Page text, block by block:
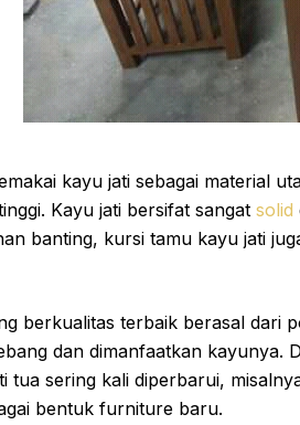
kayu jati sebagai material
Kayu jati bersifat sangat solid
banting, kursi tamu kayu jati
berkualitas terbaik berasal dari
dan dimanfaatkan kayunya.
tua sering kali diperbarui,
bentuk furniture baru.